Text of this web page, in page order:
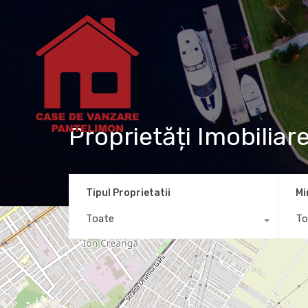
Proprietăți
Tipul Proprietatii
Toate